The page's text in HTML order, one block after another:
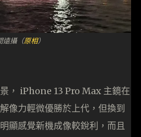
遠攝（原相）
， iPhone 13 Pro Max 主鏡在
像力輕微優勝於上代，但換到
顯感覺新機成像較銳利，而且